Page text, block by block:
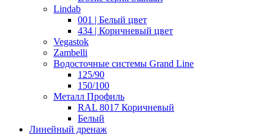
Lindab
001 | Белый цвет
434 | Коричневый цвет
Vegastok
Zambelli
Водосточные системы Grand Line
125/90
150/100
Металл Профиль
RAL 8017 Коричневый
Белый
Линейный дренаж